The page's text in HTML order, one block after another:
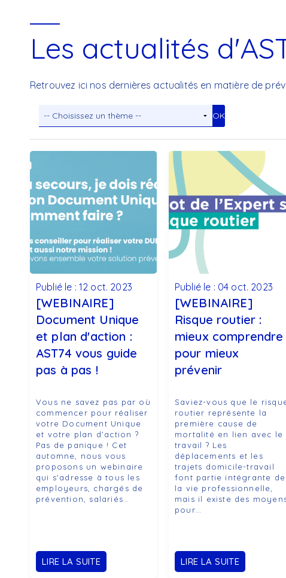
Les actualités
Retrouvez ici nos dernières actualités en matière de
Publié le : 12 oct. 2023
[WEBINAIRE]
Document Unique
et plan d'action :
AST74 vous guide
pas à pas !
Vous ne savez pas par où
commencer pour réaliser
votre Document Unique
et votre plan d'action ?
Pas de panique ! Cet
automne, nous vous
proposons un webinaire
qui s'adresse à tous les
employeurs, chargés de
prévention, salariés…
LIRE LA SUITE
Publié le : 04 oct. 2023
[WEBINAIRE]
Risque routier :
mieux comprendre
pour mieux
prévenir
Saviez-vous que le
routier représente la
première cause de
mortalité en lien avec le
travail ? Les
déplacements et les
trajets domicile-travail
font partie intégrante de
la vie professionnelle,
mais il existe des
pour…
LIRE LA SUITE